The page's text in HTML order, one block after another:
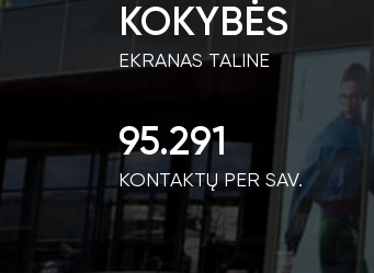
KOKYBĖS
EKRANAS TALINE
95.291
KONTAKTŲ PER SAV.